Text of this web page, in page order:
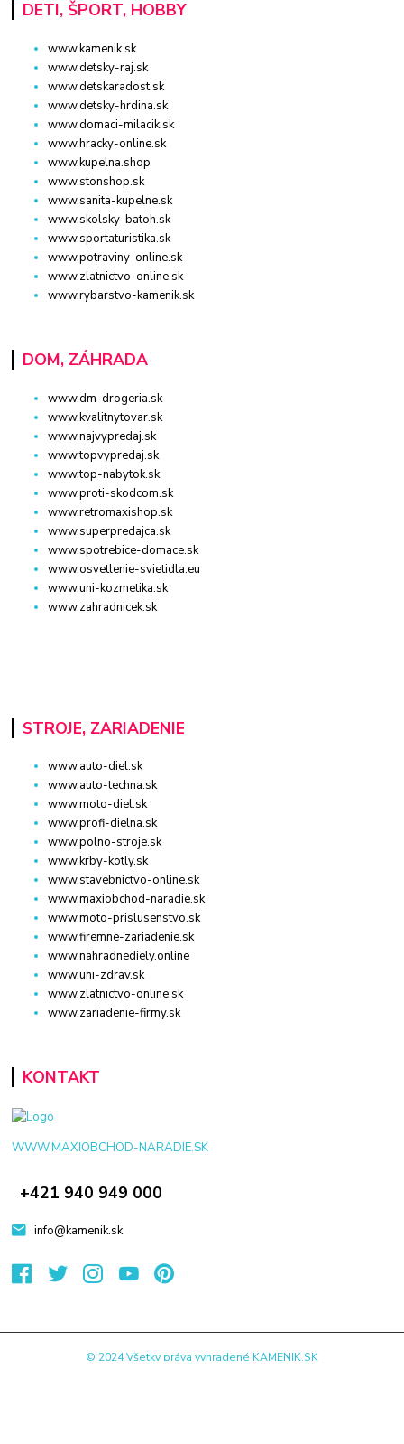
DETI, ŠPORT, HOBBY
www.kamenik.sk
www.detsky-raj.sk
www.detskaradost.sk
www.detsky-hrdina.sk
www.domaci-milacik.sk
www.hracky-online.sk
www.kupelna.shop
www.stonshop.sk
www.sanita-kupelne.sk
www.skolsky-batoh.sk
www.sportaturistika.sk
www.potraviny-online.sk
www.zlatnictvo-online.sk
www.rybarstvo-kamenik.sk
DOM, ZÁHRADA
www.dm-drogeria.sk
www.kvalitnytovar.sk
www.najvypredaj.sk
www.topvypredaj.sk
www.top-nabytok.sk
www.proti-skodcom.sk
www.retromaxishop.sk
www.superpredajca.sk
www.spotrebice-domace.sk
www.osvetlenie-svietidla.eu
www.uni-kozmetika.sk
www.zahradnicek.sk
STROJE, ZARIADENIE
www.auto-diel.sk
www.auto-techna.sk
www.moto-diel.sk
www.profi-dielna.sk
www.polno-stroje.sk
www.krby-kotly.sk
www.stavebnictvo-online.sk
www.maxiobchod-naradie.sk
www.moto-prislusenstvo.sk
www.firemne-zariadenie.sk
www.nahradnediely.online
www.uni-zdrav.sk
www.zlatnictvo-online.sk
www.zariadenie-firmy.sk
KONTAKT
WWW.MAXIOBCHOD-NARADIE.SK
+421 940 949 000
info@kamenik.sk
© 2024 Všetky práva vyhradené KAMENIK.SK